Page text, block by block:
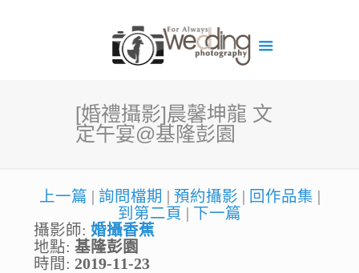
[婚禮攝影]晨馨坤龍 文
定午宴@基隆彭園
上一篇 詢問檔期 預約攝影 回作品集
到第二頁
下一篇
攝影師: 婚攝香蕉
地點: 基隆彭園
時間: 2019-11-23